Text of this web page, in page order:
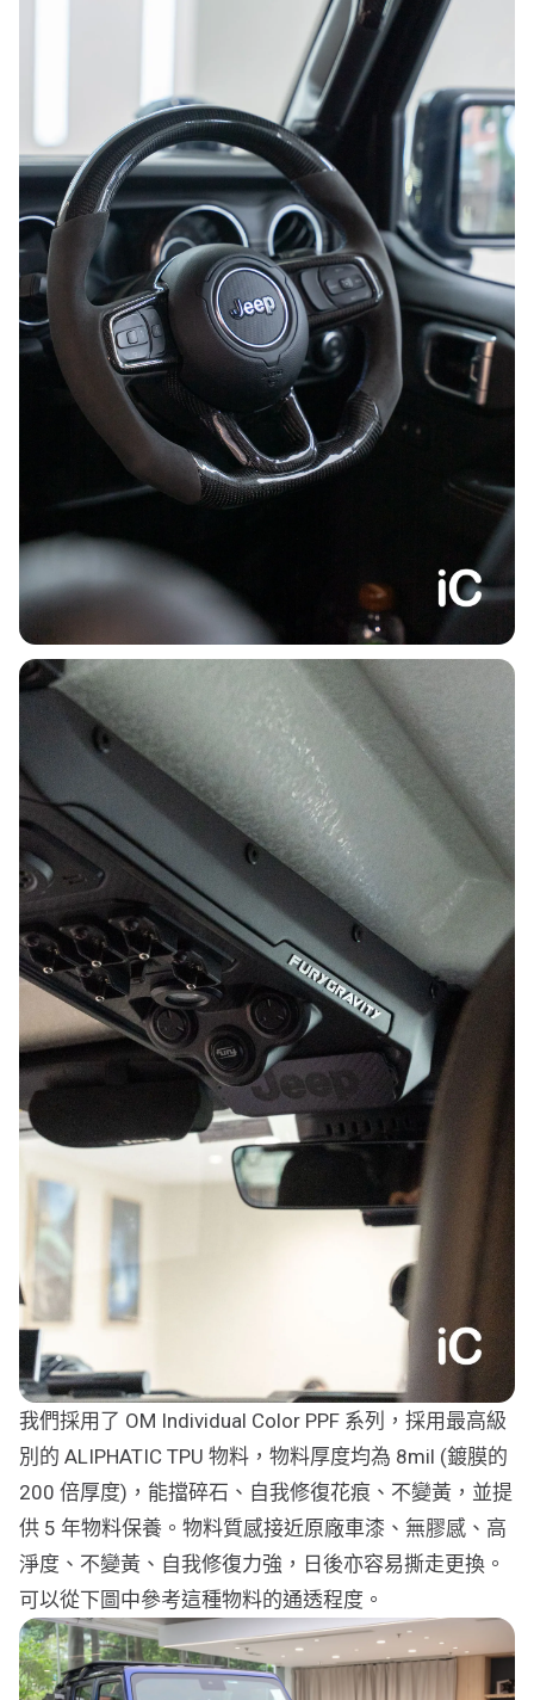
我們採用了 OM Individual Color PPF 系列，採用最高級
別的 ALIPHATIC TPU 物料，物料厚度均為 8mil (鍍膜的
200 倍厚度)，能擋碎石、自我修復花痕、不變黃，並提
供 5 年物料保養。物料質感接近原廠車漆、無膠感、高
淨度、不變黃、自我修復力強，日後亦容易撕走更換。
可以從下圖中參考這種物料的通透程度。